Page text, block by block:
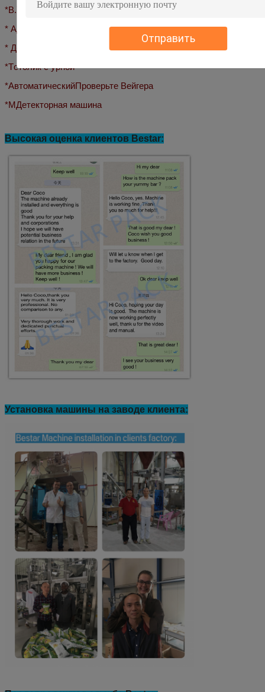
Отправить
*В. Устройство сцепления
* А
бывший
* Дополнительные винты
*Tстолик с урной
*АвтоматическийПроверьте Вейгера
*М Детекторная машина
Высокая оценка клиентов Bestar:
Установка машины на заводе клиента: